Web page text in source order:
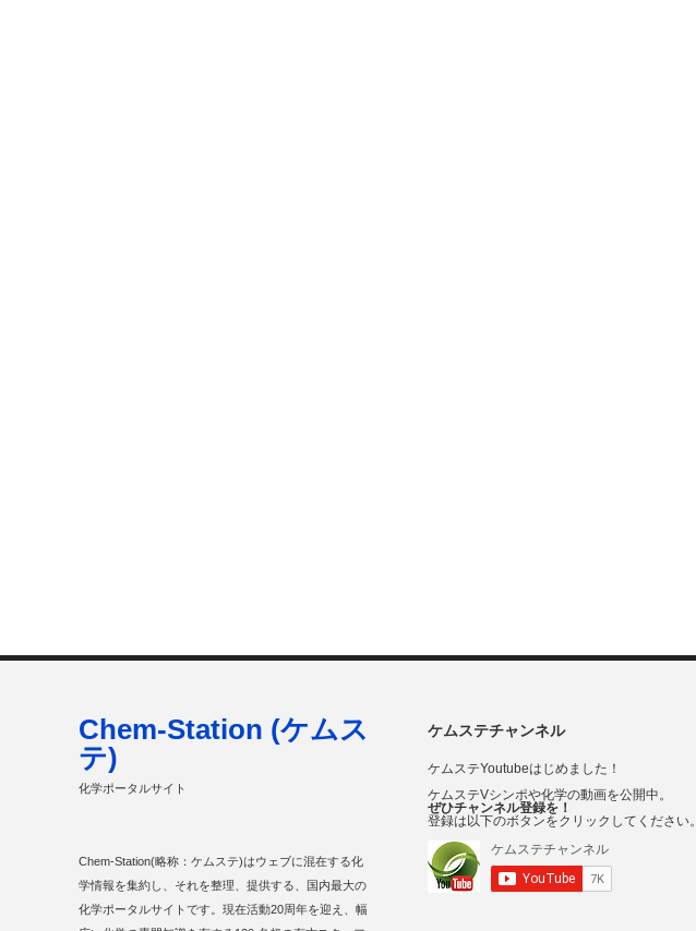
ケムステチャンネル
ケムステYoutubeはじめました！
ケムステVシンポや化学の動画を公開中。
ぜひチャンネル登録を！
登録は以下のボタンをクリックしてください。
Chem-Station (ケムス
テ)
化学ポータルサイト
Chem-Station(略称：ケムステ)はウェブに混在する化
学情報を集約し、それを整理、提供する、国内最大の
化学ポータルサイトです。現在活動20周年を迎え、幅